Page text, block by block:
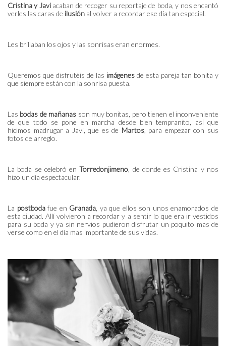
Cristina y Javiacaban de recoger su reportaje de boda, y nos encantó
verles las caras de ilusión al volver a recordar ese día tan especial.
Les brillaban los ojos y las sonrisas eran enormes.
Queremos que disfrutéis de las imágenes de esta pareja tan bonita y
que siempre están con la sonrisa puesta.
Las bodas de mañanas son muy bonitas, pero tienen el inconveniente
de que todo se pone en marcha desde bien tempranito, así que
hicimos madrugar a Javi, que es de Martos, para empezar con sus
fotos de arreglo.
La boda se celebró enTorredonjimeno , de donde es Cristina y nos
hizo un día espectacular.
La postbodafue en Granada , ya que ellos son unos enamorados de
esta ciudad. Allí volvieron a recordar y a sentir lo que era ir vestidos
para su boda y ya sin nervios pudieron disfrutar un poquito mas de
verse como en el día mas importante de sus vidas.